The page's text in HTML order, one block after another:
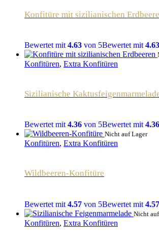
Konfitüre mit sizilianischen
Bewertet mit 4.63 von 5Bewertet mit 4.63
Konfitüren, Extra Konfitüren
Sizilianische
Bewertet mit4.36 von 5Bewertet mit4.36
Nicht auf Lager
Konfitüren, Extra Konfitüren
Wildbeeren-Konfitüre
Bewertet mit 4.57 von 5Bewertet mit 4.57
Nicht
Konfitüren, Extra Konfitüren